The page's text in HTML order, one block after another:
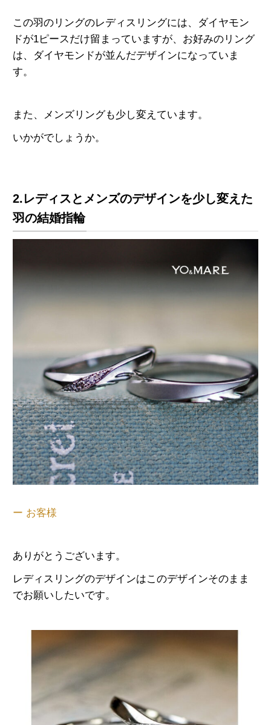
この羽のリングのレディスリングには、ダイヤモン
ドが1ピースだけ留まっていますが、お好みのリング
は、ダイヤモンドが並んだデザインになっていま
す。
また、メンズリングも少し変えています。
いかがでしょうか。
2.レディスとメンズのデザインを少し変えた
羽の結婚指輪
ー お客様
ありがとうございます。
レディスリングのデザインはこのデザインそのまま
でお願いしたいです。